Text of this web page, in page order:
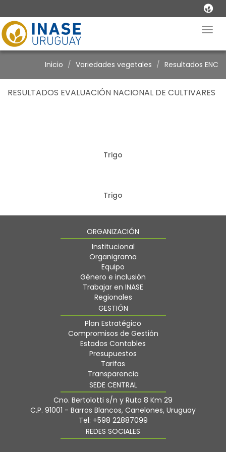
Inicio Variedades vegetales Resultados ENC
RESULTADOS EVALUACIÓN NACIONAL DE CULTIVARES
Trigo
Trigo
ORGANIZACIÓN
Institucional
Organigrama
Equipo
Género e inclusión
Trabajar en INASE
Regionales
GESTIÓN
Plan Estratégico
Compromisos de Gestión
Estados Contables
Presupuestos
Tarifas
Transparencia
SEDE CENTRAL
Cno. Bertolotti s/n y Ruta 8 Km 29
C.P. 91001 - Barros Blancos, Canelones, Uruguay
Tel: +598 22887099
REDES SOCIALES